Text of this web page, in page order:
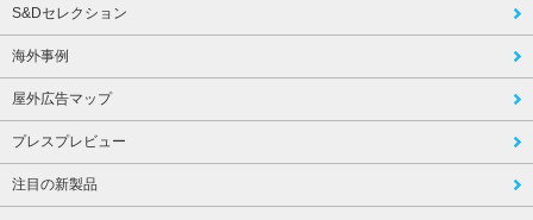
S&Dセレクション
海外事例
屋外広告マップ
プレスプレビュー
注目の新製品